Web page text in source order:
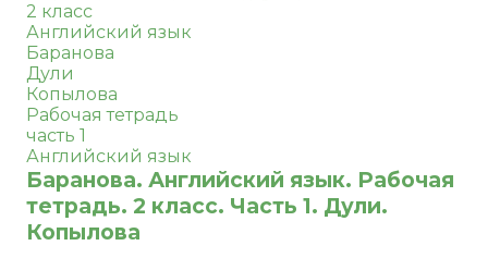
2 класс
Английский язык
Баранова
Дули
Копылова
Рабочая тетрадь
часть 1
Английский язык
Баранова. Английский язык. Рабочая
тетрадь. 2 класс. Часть 1. Дули.
Копылова